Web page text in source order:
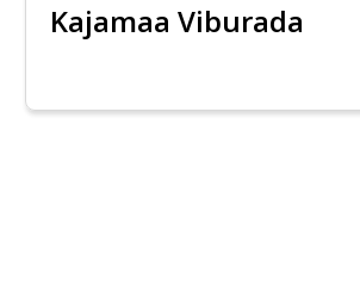
Kajamaa Viburada